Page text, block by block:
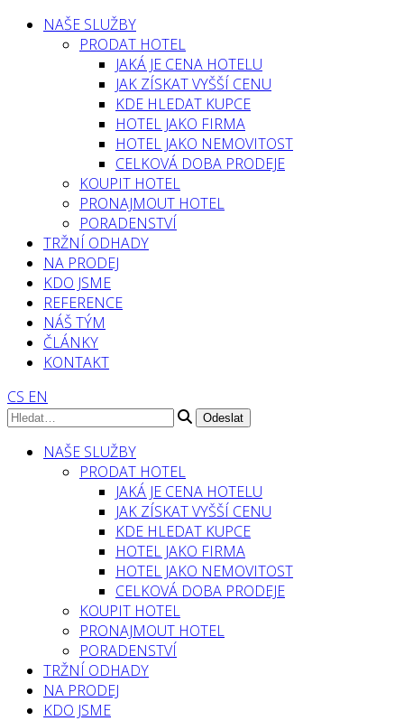
NAŠE SLUŽBY
PRODAT HOTEL
JAKÁ JE CENA HOTELU
JAK ZÍSKAT VYŠŠÍ CENU
KDE HLEDAT KUPCE
HOTEL JAKO FIRMA
HOTEL JAKO NEMOVITOST
CELKOVÁ DOBA PRODEJE
KOUPIT HOTEL
PRONAJMOUT HOTEL
PORADENSTVÍ
TRŽNÍ ODHADY
NA PRODEJ
KDO JSME
REFERENCE
NÁŠ TÝM
ČLÁNKY
KONTAKT
CS EN
NAŠE SLUŽBY
PRODAT HOTEL
JAKÁ JE CENA HOTELU
JAK ZÍSKAT VYŠŠÍ CENU
KDE HLEDAT KUPCE
HOTEL JAKO FIRMA
HOTEL JAKO NEMOVITOST
CELKOVÁ DOBA PRODEJE
KOUPIT HOTEL
PRONAJMOUT HOTEL
PORADENSTVÍ
TRŽNÍ ODHADY
NA PRODEJ
KDO JSME